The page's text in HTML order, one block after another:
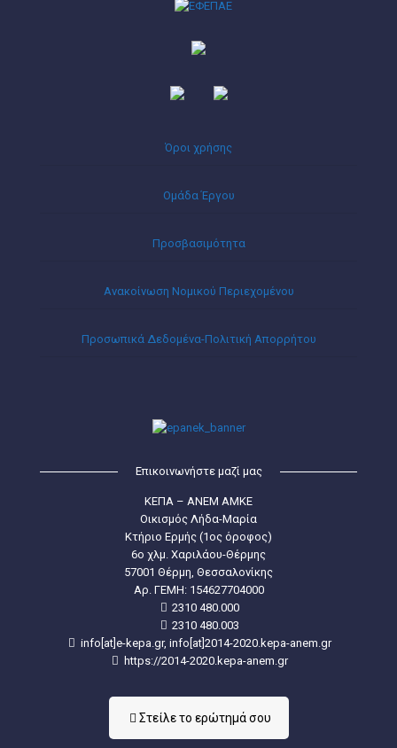
Όροι χρήσης
Ομάδα Έργου
Προσβασιμότητα
Ανακοίνωση Νομικού Περιεχομένου
Προσωπικά Δεδομένα-Πολιτική Απορρήτου
Επικοινωνήστε μαζί μας
ΚΕΠΑ – ΑΝΕΜ ΑΜΚΕ
Οικισμός Λήδα-Μαρία
Κτήριο Ερμής (1ος όροφος)
6ο χλμ. Χαριλάου-Θέρμης
57001 Θέρμη, Θεσσαλονίκης
Aρ. ΓΕΜΗ: 154627704000
2310 480.000
2310 480.003
info[at]e-kepa.gr, info[at]2014-2020.kepa-anem.gr
https://2014-2020.kepa-anem.gr
Στείλε τo ερώτημά σου